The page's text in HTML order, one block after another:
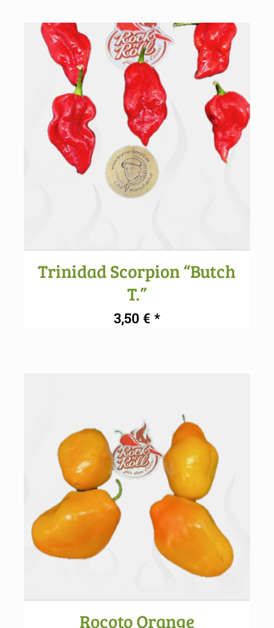
Trinidad Scorpion “Butch
T.”
3,50 €
Rocoto Orange